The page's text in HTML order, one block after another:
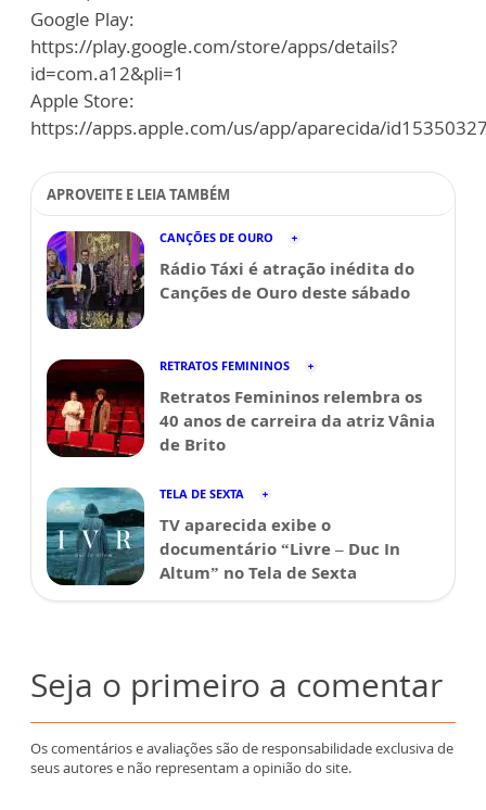
Google Play:
https://play.google.com/store/apps/details?
id=com.a12&pli=1
Apple Store:
https://apps.apple.com/us/app/aparecida/
APROVEITE E LEIA TAMBÉM
CANÇÕES DE OURO
Rádio Táxi é atração inédita do
Canções de Ouro deste sábado
RETRATOS FEMININOS
Retratos Femininos relembra os
40 anos de carreira da atriz Vânia
de Brito
TELA DE SEXTA
TV aparecida exibe o
documentário “Livre – Duc In
Altum” no Tela de Sexta
Seja o primeiro a comentar
Os comentários e avaliações são de responsabilidade exclusiva de
seus autores e não representam a opinião do site.